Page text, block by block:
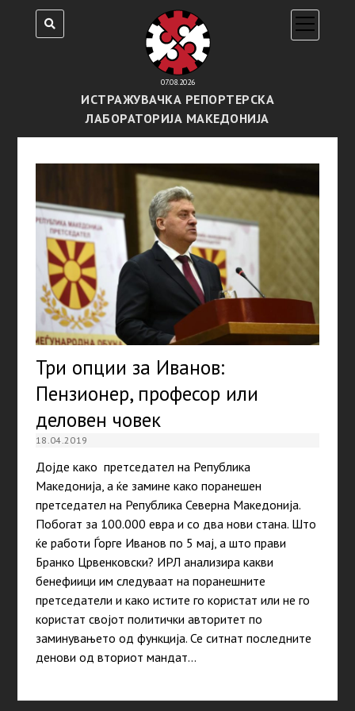
07.08.2026
ИСТРАЖУВАЧКА РЕПОРТЕРСКА
ЛАБОРАТОРИЈА МАКЕДОНИЈА
open
menu
Три опции за Иванов:
Пензионер, професор или
деловен човек
18.04.2019
Дојде како претседател на Република
Македонија, а ќе замине како поранешен
претседател на Република Северна Македонија.
Побогат за 100.000 евра и со два нови стана. Што
ќе работи Ѓорге Иванов по 5 мај, а што прави
Бранко Црвенковски? ИРЛ анализира какви
бенефиици им следуваат на поранешните
претседатели и како истите го користат или не го
користат својот политички авторитет по
заминувањето од функција. Се ситнат последните
денови од вториот мандат…